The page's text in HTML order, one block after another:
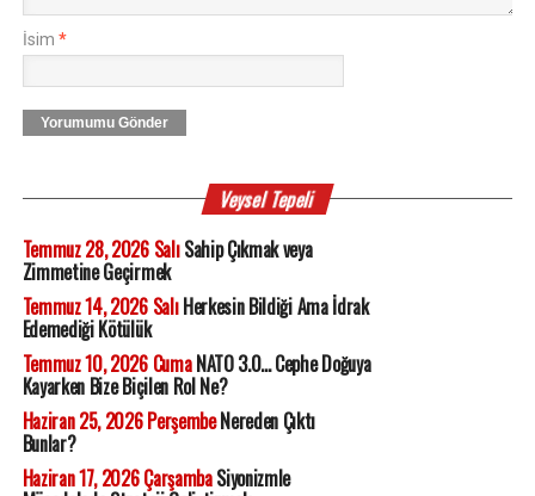
İsim *
Yorumumu Gönder
Veysel Tepeli
Temmuz 28, 2026 SalıSahip Çıkmak veya
Zimmetine Geçirmek
Temmuz 14, 2026 SalıHerkesin Bildiği Ama İdrak
Edemediği Kötülük
Temmuz 10, 2026 CumaNATO 3.0... Cephe Doğuya
Kayarken Bize Biçilen Rol Ne?
Haziran 25, 2026 PerşembeNereden Çıktı
Bunlar?
Haziran 17, 2026 ÇarşambaSiyonizmle